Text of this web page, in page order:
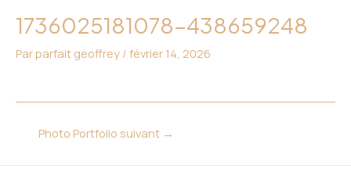
1736025181078-438659248
Parparfait geoffrey / février 14, 2026
Photo Portfolio suivant →